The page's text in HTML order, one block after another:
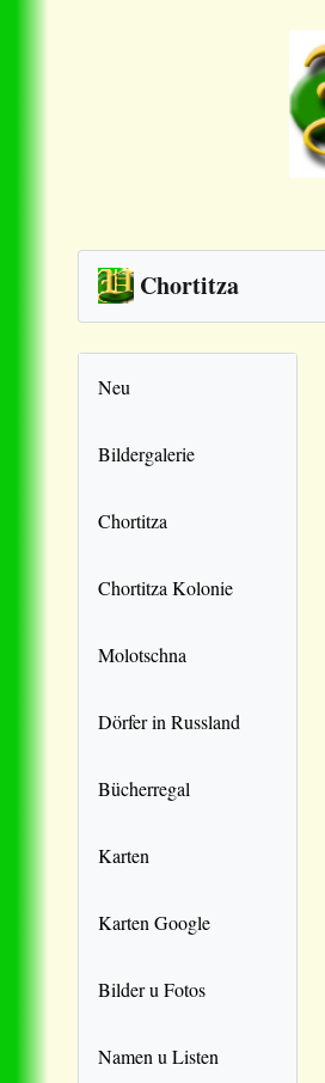
Chortitza
Neu
Bildergalerie
Chortitza
Chortitza Kolonie
Molotschna
Dörfer in Russland
Bücherregal
Karten
Karten Google
Bilder u Fotos
Namen u Listen